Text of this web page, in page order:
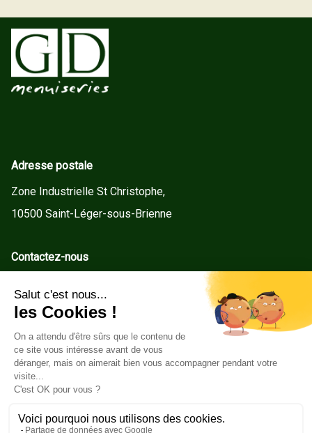
Adresse postale
Zone Industrielle St Christophe,
10500 Saint-Léger-sous-Brienne
Contactez-nous
Tel : +33(0)3 25 92 78 60
Service client
Conditions Générales de Vente
Mentions légales
Politique de cookies